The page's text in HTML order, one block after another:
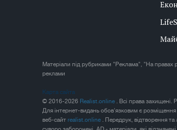
Матеріали під рубриками "Реклама", "На
реклами
Карта сайта
© 2016-2026 Realist.online . Всі права захищені.
Для інтернет-видань обов'язковим є
веб-сайтrealist.online . Передрук, відтворення